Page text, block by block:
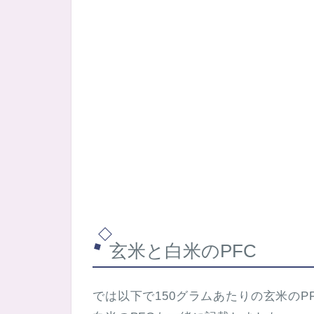
玄米と白米のPFC
では以下で150グラムあたりの玄米の